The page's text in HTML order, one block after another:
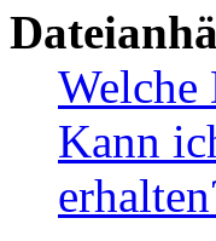
Welche
Kann